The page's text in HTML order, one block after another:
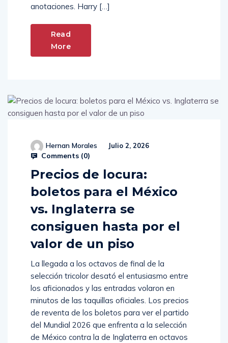
anotaciones. Harry […]
Read
More
Hernan Morales Julio 2, 2026
Comments (0)
Precios de locura:
boletos para el México
vs. Inglaterra se
consiguen hasta por el
valor de un piso
La llegada a los octavos de final de la
selección tricolor desató el entusiasmo entre
los aficionados y las entradas volaron en
minutos de las taquillas oficiales. Los precios
de reventa de los boletos para ver el partido
del Mundial 2026 que enfrenta a la selección
de México contra la de Inglaterra en octavos